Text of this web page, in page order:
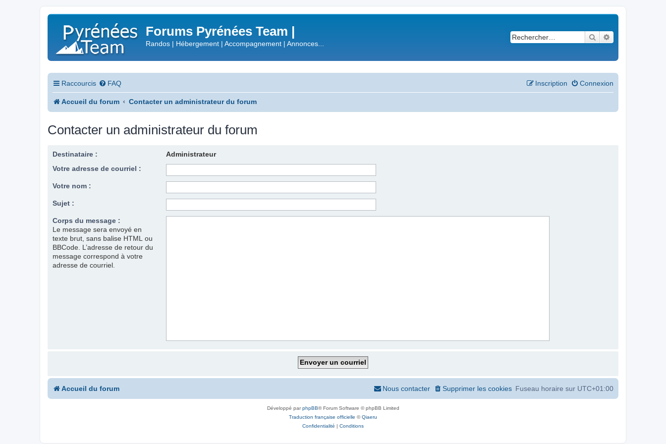
Forums Pyrénées Team |
Randos | Hébergement | Accompagnement | Annonces...
Rechercher
Raccourcis FAQ Connexion
Inscription
Accueil du forum Contacter un administrateur du forum
Contacter un administrateur du forum
Destinataire :
Administrateur
Votre adresse de courriel :
Votre nom :
Sujet :
Corps du message :
Le message sera envoyé en
texte brut, sans balise HTML ou
BBCode. L’adresse de retour du
message correspond à votre
adresse de courriel.
Accueil du forum Fuseau horaire sur UTC+01:00
Supprimer les cookies
Nous contacter
Développé parphpBB® Forum Software © phpBB Limited
Traduction française officielle ©Qiaeru
Confidentialité | Conditions